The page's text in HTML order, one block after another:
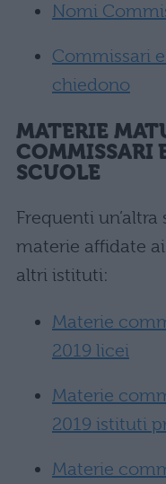
Nomi
Commissari
chiedono
MATERIE
COMMISSARI
SCUOLE
Frequenti
materie affidate
altri istituti:
Materie
2019 licei
Materie
2019 istituti
Materie